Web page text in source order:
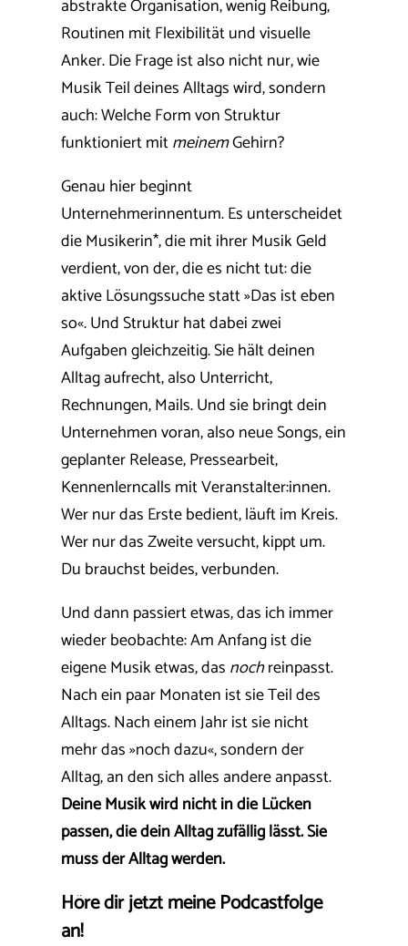
abstrakte Organisation, wenig Reibung,
Routinen mit Flexibilität und visuelle
Anker. Die Frage ist also nicht nur, wie
Musik Teil deines Alltags wird, sondern
auch: Welche Form von Struktur
funktioniert mitmeinemGehirn?
Genau hier beginnt
Unternehmerinnentum. Es unterscheidet
die Musikerin*, die mit ihrer Musik Geld
verdient, von der, die es nicht tut: die
aktive Lösungssuche statt »Das ist eben
so«. Und Struktur hat dabei zwei
Aufgaben gleichzeitig. Sie hält deinen
Alltag aufrecht, also Unterricht,
Rechnungen, Mails. Und sie bringt dein
Unternehmen voran, also neue Songs, ein
geplanter Release, Pressearbeit,
Kennenlerncalls mit Veranstalter:innen.
Wer nur das Erste bedient, läuft im Kreis.
Wer nur das Zweite versucht, kippt um.
Du brauchst beides, verbunden.
Und dann passiert etwas, das ich immer
wieder beobachte: Am Anfang ist die
eigene Musik etwas, das nochreinpasst.
Nach ein paar Monaten ist sie Teil des
Alltags. Nach einem Jahr ist sie nicht
mehr das »noch dazu«, sondern der
Alltag, an den sich alles andere anpasst.
Deine Musik wird nicht in die Lücken
passen, die dein Alltag zufällig lässt. Sie
muss der Alltag werden.
Höre dir jetzt meine Podcastfolge
an!